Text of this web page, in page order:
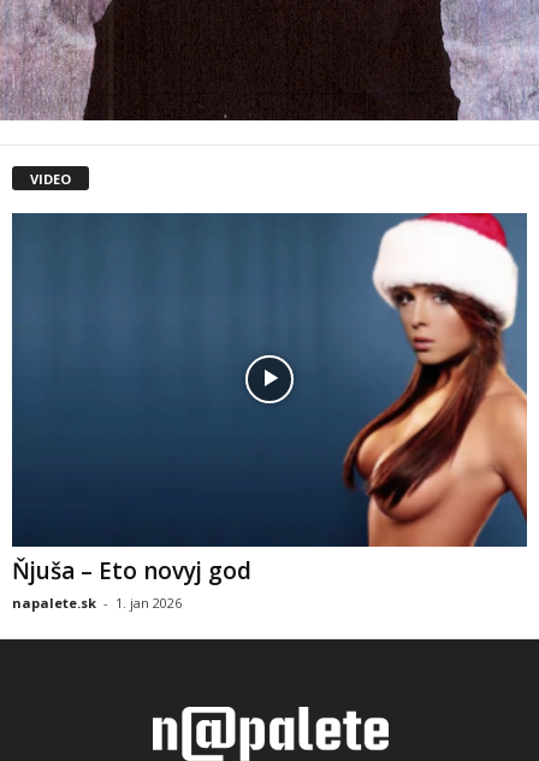
VIDEO
Ňjuša – Eto novyj god
napalete.sk - 1. jan 2026